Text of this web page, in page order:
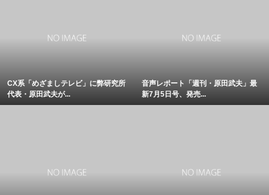
CX系「めざましテレビ」に弊研究所
代表・原田武夫が...
音声レポート「週刊・原田武夫」最
新7月5日号、発売...